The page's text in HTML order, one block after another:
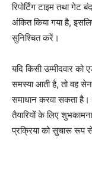
रिपोर्टिंग टाइमतथागेट बंद
अंकित किया गया है,
सुनिश्चित करें।
यदि किसी उम्मीदवार
समस्या आती है, तो वह
समाधान करवा सकता है।
तैयारियों के लिए
प्रक्रिया को सुचारू रूप